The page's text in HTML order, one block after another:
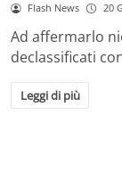
Flash News 20
Ad affermarlo
declassificati
Leggi di più